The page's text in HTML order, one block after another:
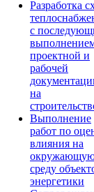
Разработка
с
проектной и
рабочей
на
Выполнение
работ по
влияния на
среду
энергетики